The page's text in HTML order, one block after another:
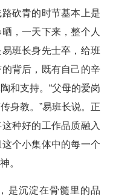
砍青的时节基本上是
，一天下来，整个人
班长身先士卒，给班
背后，既有自己的辛
和支持。“父母的爱岗
身教。”易班长说。正
种好的工作品质融入
个小集体中的每一个
。
是沉淀在骨髓里的品